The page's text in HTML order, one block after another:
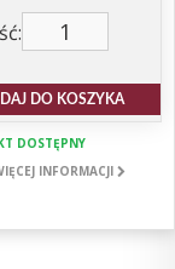
DO KOSZYKA
DOSTĘPNY
INFORMACJI